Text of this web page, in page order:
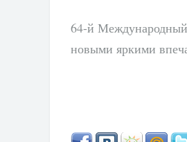
64-й Международный
новыми яркими